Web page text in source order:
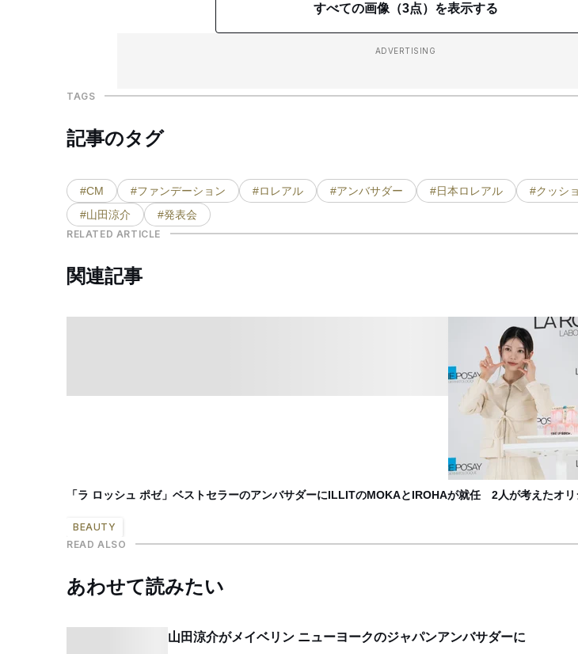
すべての画像（3点）を表示する
ADVERTISING
TAGS
記事のタグ
#CM #ファンデーション #ロレアル #アンバサダー #日本ロレアル
#クッシ
#山田涼介
#発表会
RELATED ARTICLE
関連記事
「ラ ロッシュ ポゼ」ベストセラーのアンバサダーにILLITのMOKAとIROHAが就任 2人が考えたオ
BEAUTY
READ ALSO
あわせて読みたい
山田涼介がメイベリン ニューヨークのジャパンアンバサダーに